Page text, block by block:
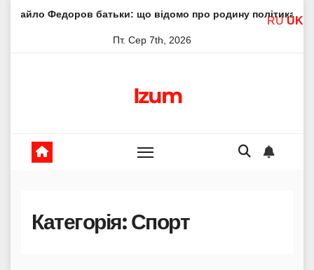
що відомо про родину політика Молитва
Пт. Сер 7th, 2026
Izum
Категорія:Спорт
RU UK